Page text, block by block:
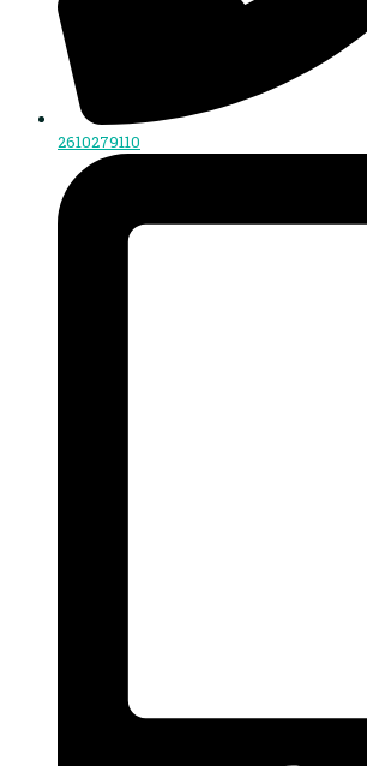
2610279110